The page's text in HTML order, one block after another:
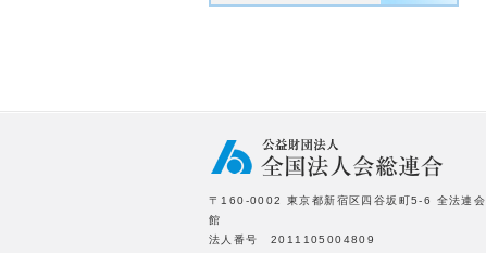
〒160-0002 東京都新宿区四谷坂町5-6 全法連会
館
法人番号 2011105004809